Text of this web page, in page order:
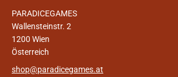
PARADICEGAMES
Wallensteinstr. 2
1200 Wien
Österreich
shop@paradicegames.at